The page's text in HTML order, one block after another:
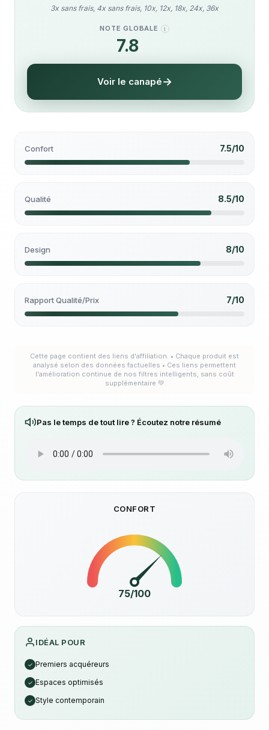
3x sans frais, 4x sans frais, 10x, 12x, 18x, 24x, 36x
NOTE GLOBALE I
7.8/10
Voir le canapé
Confort 7.5/10
Qualité 8.5/10
Design 8/10
Rapport Qualité/Prix 7/10
Cette page contient des liens d'affiliation. • Chaque produit est
analysé selon des données factuelles • Ces liens permettent
l'amélioration continue de nos filtres intelligents, sans coût
supplémentaire 💚
Pas le temps de tout lire ? Écoutez notre résumé
CONFORT
75/100
IDÉAL POUR
✓ Premiers acquéreurs
✓ Espaces optimisés
✓ Style contemporain